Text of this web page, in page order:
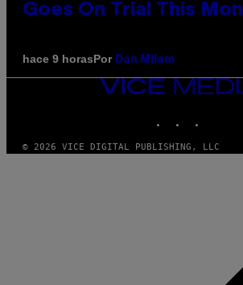
Goes On Trial This
hace 9 horasPor Dan Milam
VICE
MEDIA
© 2026 VICE DIGITAL PUBLISHING, LLC